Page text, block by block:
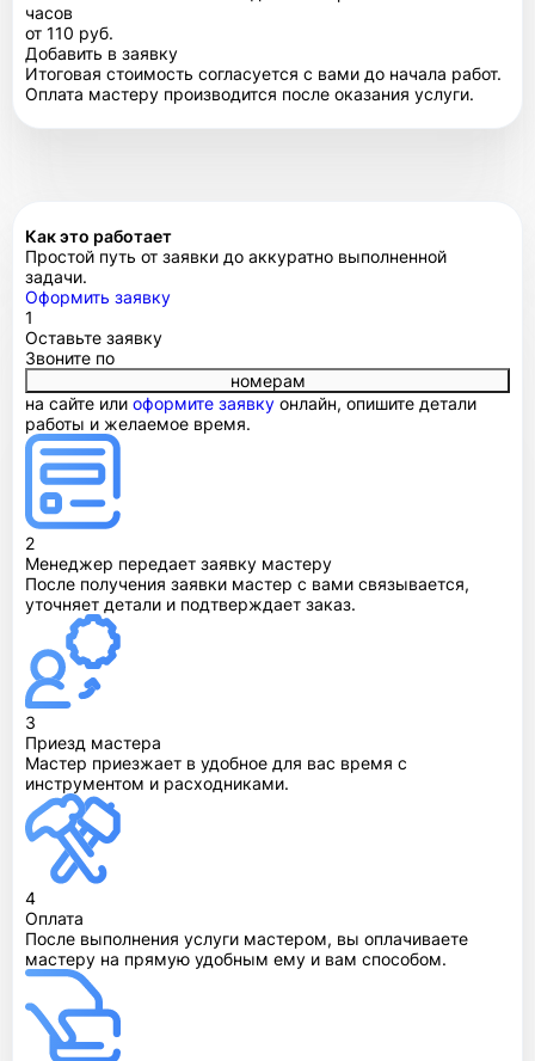
часов
от 110 руб.
Добавить в заявку
Итоговая стоимость согласуется с вами до начала работ.
Оплата мастеру производится после оказания услуги.
Как это работает
Простой путь от заявки до аккуратно выполненной
задачи.
Оформить заявку
1
Оставьте заявку
Звоните по
номерам
на сайте или оформите заявку онлайн, опишите детали
работы и желаемое время.
2
Менеджер передает заявку мастеру
После получения заявки мастер с вами связывается,
уточняет детали и подтверждает заказ.
3
Приезд мастера
Мастер приезжает в удобное для вас время с
инструментом и расходниками.
4
Оплата
После выполнения услуги мастером, вы оплачиваете
мастеру на прямую удобным ему и вам способом.